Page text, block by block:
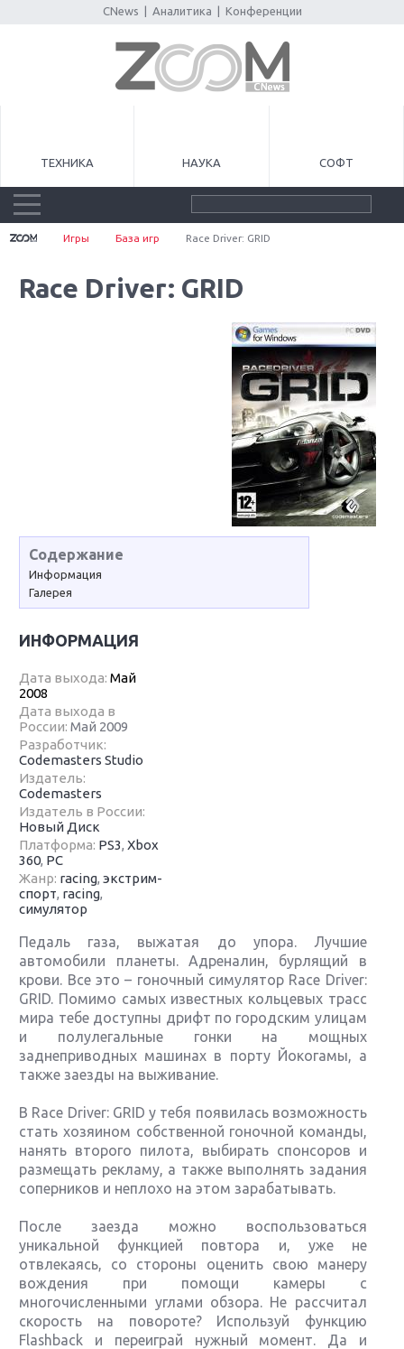
CNews Аналитика Конференции
ТЕХНИКА НАУКА СОФТ
Игры База игр Race Driver: GRID
Race Driver: GRID
Содержание
Информация
Галерея
ИНФОРМАЦИЯ
Дата выхода:Май
2008
Дата выхода в
России:Май 2009
Разработчик:
Codemasters Studio
Издатель:
Codemasters
Издатель в России:
Новый Диск
Платформа: PS3,Xbox
360, PC
Жанр: racing,экстрим-
спорт, racing,
симулятор
Педаль газа, выжатая до упора. Лучшие
автомобили планеты. Адреналин, бурлящий в
крови. Все это – гоночный симулятор Race Driver:
GRID. Помимо самых известных кольцевых трасс
мира тебе доступны дрифт по городским улицам
и полулегальные гонки на мощных
заднеприводных машинах в порту Йокогамы, а
также заезды на выживание.
В Race Driver: GRID у тебя появилась возможность
стать хозяином собственной гоночной команды,
нанять второго пилота, выбирать спонсоров и
размещать рекламу, а также выполнять задания
соперников и неплохо на этом зарабатывать.
После заезда можно воспользоваться
уникальной функцией повтора и, уже не
отвлекаясь, со стороны оценить свою манеру
вождения при помощи камеры с
многочисленными углами обзора. Не рассчитал
скорость на повороте? Используй функцию
Flashback и переиграй нужный момент. Да и